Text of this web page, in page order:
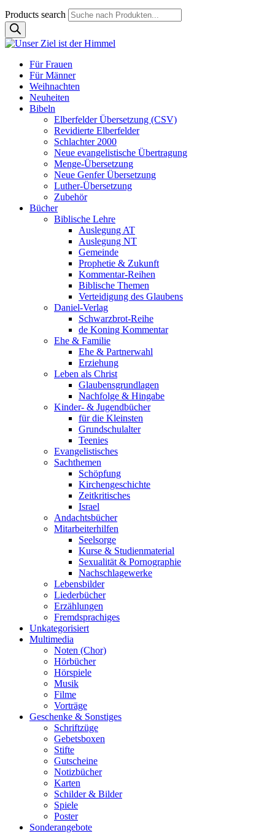
Products search
Für Frauen
Für Männer
Weihnachten
Neuheiten
Bibeln
Elberfelder Übersetzung (CSV)
Revidierte Elberfelder
Schlachter 2000
Neue evangelistische Übertragung
Menge-Übersetzung
Neue Genfer Übersetzung
Luther-Übersetzung
Zubehör
Bücher
Biblische Lehre
Auslegung AT
Auslegung NT
Gemeinde
Prophetie & Zukunft
Kommentar-Reihen
Biblische Themen
Verteidigung des Glaubens
Daniel-Verlag
Schwarzbrot-Reihe
de Koning Kommentar
Ehe & Familie
Ehe & Partnerwahl
Erziehung
Leben als Christ
Glaubensgrundlagen
Nachfolge & Hingabe
Kinder- & Jugendbücher
für die Kleinsten
Grundschulalter
Teenies
Evangelistisches
Sachthemen
Schöpfung
Kirchengeschichte
Zeitkritisches
Israel
Andachtsbücher
Mitarbeiterhilfen
Seelsorge
Kurse & Studienmaterial
Sexualität & Pornographie
Nachschlagewerke
Lebensbilder
Liederbücher
Erzählungen
Fremdsprachiges
Unkategorisiert
Multimedia
Noten (Chor)
Hörbücher
Hörspiele
Musik
Filme
Vorträge
Geschenke & Sonstiges
Schriftzüge
Gebetsboxen
Stifte
Gutscheine
Notizbücher
Karten
Schilder & Bilder
Spiele
Poster
Sonderangebote